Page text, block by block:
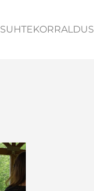
SUHTEKORRALDUS